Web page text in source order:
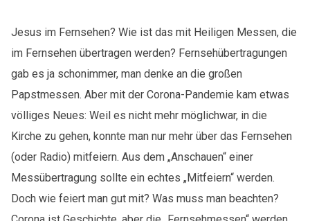
Jesus im Fernsehen? Wie ist das mit Heiligen Messen, die
im Fernsehen übertragen werden? Fernsehübertragungen
gab es ja schonimmer, man denke an die großen
Papstmessen. Aber mit der Corona-Pandemie kam etwas
völliges Neues: Weil es nicht mehr möglichwar, in die
Kirche zu gehen, konnte man nur mehr über das Fernsehen
(oder Radio) mitfeiern. Aus dem „Anschauen“ einer
Messübertragung sollte ein echtes „Mitfeiern“ werden.
Doch wie feiert man gut mit? Was muss man beachten?